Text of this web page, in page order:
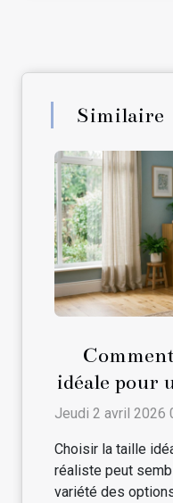
Similaire
idéale pour
Jeudi 2 avril 2026
Choisir la taille
réaliste peut
variété des